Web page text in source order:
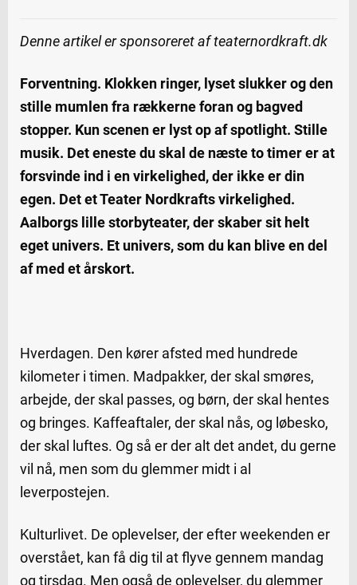
Denne artikel er sponsoreret af teaternordkraft.dk
Forventning. Klokken ringer, lyset slukker og den
stille mumlen fra rækkerne foran og bagved
stopper. Kun scenen er lyst op af spotlight. Stille
musik. Det eneste du skal de næste to timer er at
forsvinde ind i en virkelighed, der ikke er din
egen. Det et Teater Nordkrafts virkelighed.
Aalborgs lille storbyteater, der skaber sit helt
eget univers. Et univers, som du kan blive en del
af med et årskort.
Hverdagen. Den kører afsted med hundrede
kilometer i timen. Madpakker, der skal smøres,
arbejde, der skal passes, og børn, der skal hentes
og bringes. Kaffeaftaler, der skal nås, og løbesko,
der skal luftes. Og så er der alt det andet, du gerne
vil nå, men som du glemmer midt i al
leverpostejen.
Kulturlivet. De oplevelser, der efter weekenden er
overstået, kan få dig til at flyve gennem mandag
og tirsdag. Men også de oplevelser, du glemmer